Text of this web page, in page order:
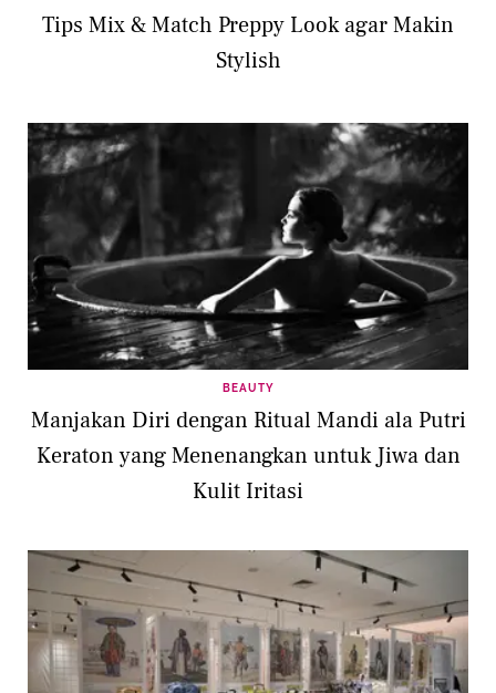
Tips Mix & Match Preppy Look agar Makin
Stylish
BEAUTY
Manjakan Diri dengan Ritual Mandi ala Putri
Keraton yang Menenangkan untuk Jiwa dan
Kulit Iritasi